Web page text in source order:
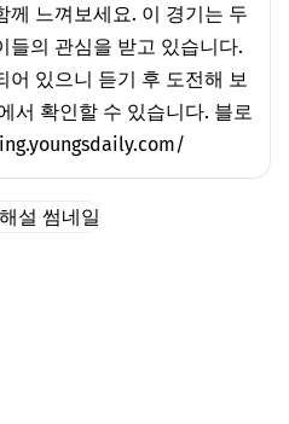
께 느껴보세요. 이 경기는 두
들의 관심을 받고 있습니다.
어 있으니 듣기 후 도전해 보
서 확인할 수 있습니다. 블로